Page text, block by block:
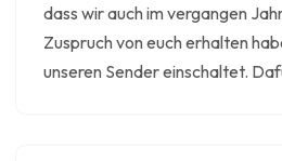
dass wir auch im vergangen
Zuspruch von euch erhalten
unseren Sender einschaltet.